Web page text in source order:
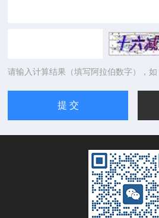
请输入计算结果（填写阿拉伯数字），